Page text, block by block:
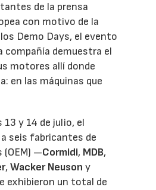
de la prensa
con motivo de la
Demo Days, el evento
compañía demuestra el
motores allí donde
en las máquinas que
13 y 14 de julio, el
seis fabricantes de
(OEM) —Cormidi, MDB,
,Wacker Neuson y
exhibieron un total de